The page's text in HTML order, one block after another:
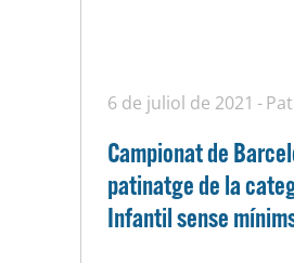
6 de juliol de 2021
Campionat de
patinatge de la
Infantil sense